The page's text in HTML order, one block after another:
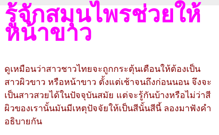
รู้จักสมุนไพรช่วยให้
หน้าขาว
ดูเหมือนว่าสาวชาวไทยจะถูกกระตุ้นเตือนให้ต้องเป็น
สาวผิวขาว หรือหน้าขาว ตั้งแต่เช้าจนถึงก่อนนอน จึงจะ
เป็นสาวสวยได้ในปัจจุบันสมัย แต่จะรู้กันบ้างหรือไม่ว่าสี
ผิวของเรานั้นมันมีเหตุปัจจัยให้เป็นสีนั้นสีนี้ ลองมาฟังคำ
อธิบายกัน